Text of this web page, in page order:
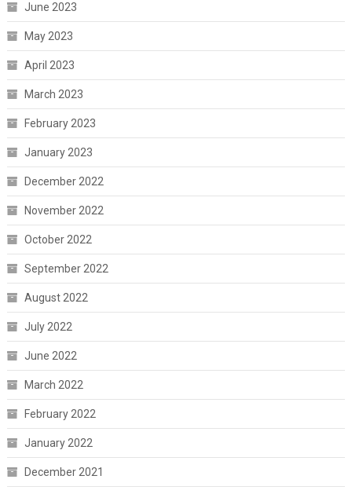
June 2023
May 2023
April 2023
March 2023
February 2023
January 2023
December 2022
November 2022
October 2022
September 2022
August 2022
July 2022
June 2022
March 2022
February 2022
January 2022
December 2021